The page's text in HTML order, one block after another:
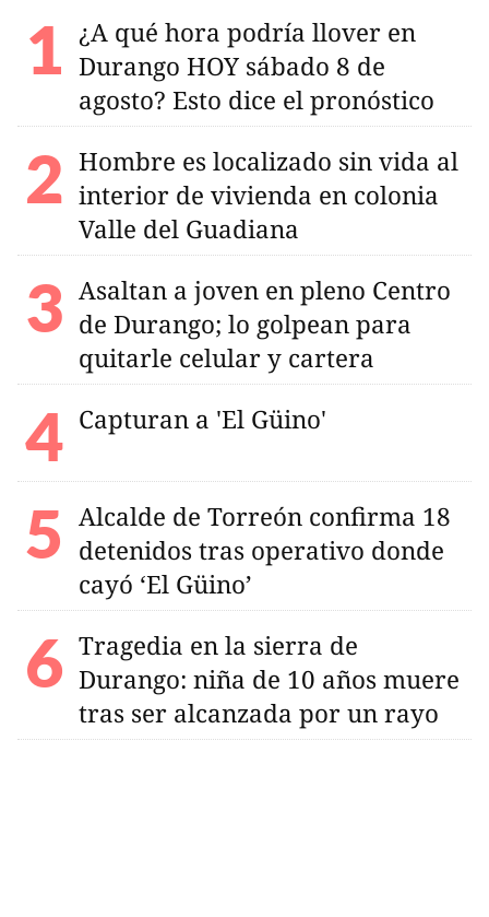
¿A qué hora podría llover en
Durango HOY sábado 8 de
agosto? Esto dice el pronóstico
Hombre es localizado sin vida al
interior de vivienda en colonia
Valle del Guadiana
Asaltan a joven en pleno Centro
de Durango; lo golpean para
quitarle celular y cartera
Capturan a 'El Güino'
Alcalde de Torreón confirma 18
detenidos tras operativo donde
cayó ‘El Güino’
Tragedia en la sierra de
Durango: niña de 10 años muere
tras ser alcanzada por un rayo